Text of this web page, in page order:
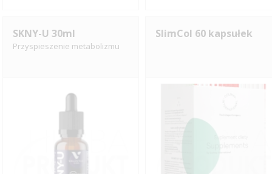
SKNY-U 30ml
Przyspieszenie metabolizmu
SlimCol 60 kapsułek